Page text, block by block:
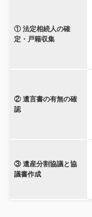
① 法定相続人の確
定・戸籍収集
② 遺言書の有無の確
認
③ 遺産分割協議と協
議書作成